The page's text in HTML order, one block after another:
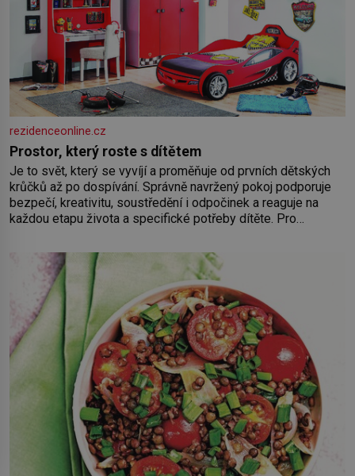
rezidenceonline.cz
Prostor, který roste s dítětem
Je to svět, který se vyvíjí a proměňuje od prvních dětských
krůčků až po dospívání. Správně navržený pokoj podporuje
bezpečí, kreativitu, soustředění i odpočinek a reaguje na
každou etapu života a specifické potřeby dítěte. Pro
by pokoj miminka měl působit především klidně a útulně.
Předškolní věk je